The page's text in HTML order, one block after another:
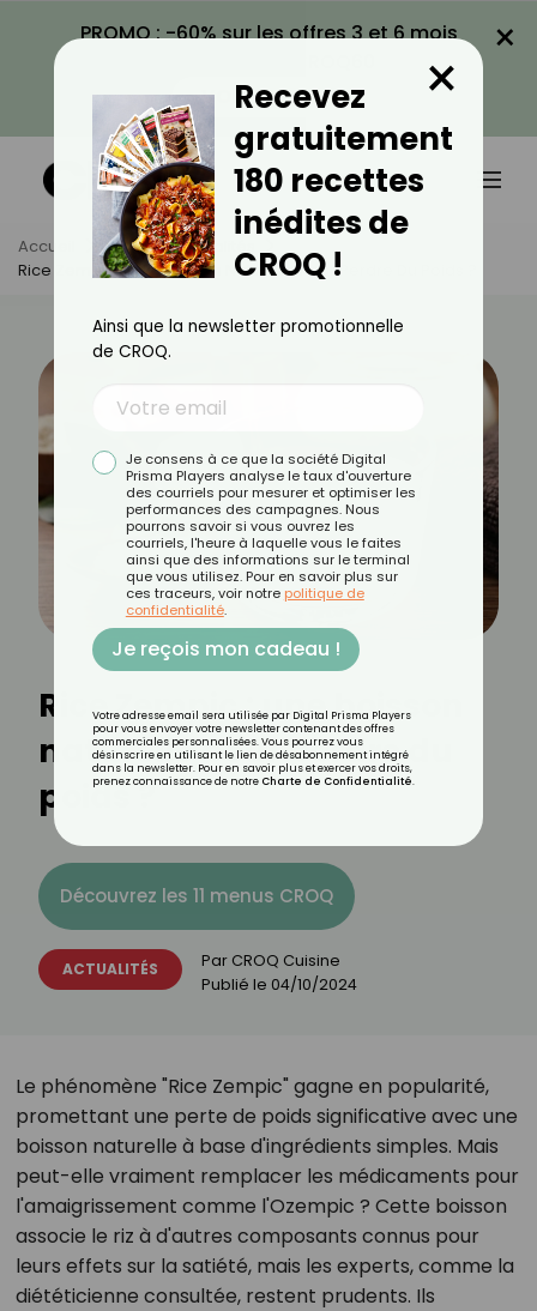
PROMO : -60% sur les offres 3 et 6 mois
VOIR LA PROMO
×
Accueil Actus
Actualités
Rice Zempic : Une Boisson Naturelle Pour Perdre Du Poids ?
Rice Zempic : une boisson
naturelle pour perdre du
poids ?
Découvrez les 11 menus CROQ
ACTUALITÉS Par CROQ Cuisine
Publié le 04/10/2024
Le phénomène "Rice Zempic" gagne en popularité,
promettant une perte de poids significative avec une
boisson naturelle à base d'ingrédients simples. Mais
peut-elle vraiment remplacer les médicaments pour
l'amaigrissement comme l'Ozempic ? Cette boisson
associe le riz à d'autres composants connus pour
leurs effets sur la satiété, mais les experts, comme la
diététicienne consultée, restent prudents. Ils
Recevez
gratuitement
180 recettes
inédites de
CROQ !
×
Ainsi que la newsletter promotionnelle
de CROQ.
Je consens à ce que la société Digital
Prisma Players analyse le taux d'ouverture
des courriels pour mesurer et optimiser les
performances des campagnes. Nous
pourrons savoir si vous ouvrez les
courriels, l'heure à laquelle vous le faites
ainsi que des informations sur le terminal
que vous utilisez. Pour en savoir plus sur
ces traceurs, voir notre politique de
confidentialité.
Je reçois mon cadeau !
Votre adresse email sera utilisée par Digital Prisma Players
pour vous envoyer votre newsletter contenant des offres
commerciales personnalisées. Vous pourrez vous
désinscrire en utilisant le lien de désabonnement intégré
dans la newsletter. Pour en savoir plus et exercer vos droits,
prenez connaissance de notre Charte de Confidentialité.